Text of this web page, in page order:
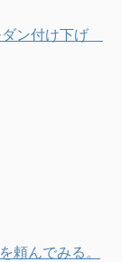
ン付け下げ
頼んでみる。